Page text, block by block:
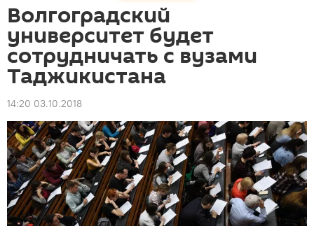
Волгоградский
университет будет
сотрудничать с вузами
Таджикистана
14:20 03.10.2018